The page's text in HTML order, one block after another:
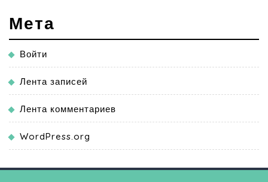
Мета
Войти
Лента записей
Лента комментариев
WordPress.org